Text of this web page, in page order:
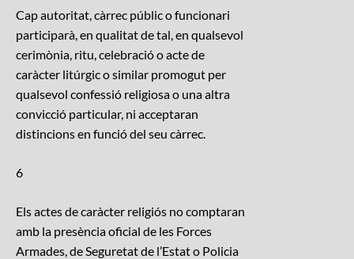
Cap autoritat, càrrec públic o funcionari
participarà, en qualitat de tal, en qualsevol
cerimònia, ritu, celebració o acte de
caràcter litúrgic o similar promogut per
qualsevol confessió religiosa o una altra
convicció particular, ni acceptaran
distincions en funció del seu càrrec.
6
Els actes de caràcter religiós no comptaran
amb la presència oficial de les Forces
Armades, de Seguretat de l’Estat o Policia